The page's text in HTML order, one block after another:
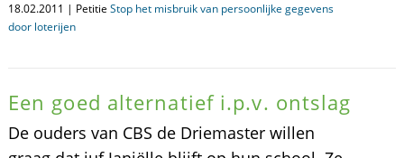
18.02.2011 | Petitie Stop het misbruik van persoonlijke gegevens
door loterijen
Een goed alternatief i.p.v. ontslag
De ouders van CBS de Driemaster willen